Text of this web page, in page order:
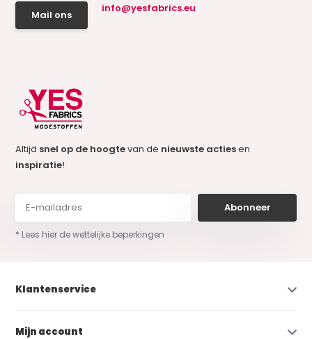
Mail ons
info@yesfabrics.eu
Altijd snel op de hoogtevan de nieuwste actiesen
inspiratie!
Abonneer
* Lees hier de wettelijke beperkingen
Klantenservice
Mijn account